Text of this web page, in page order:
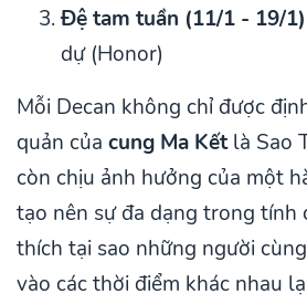
Đệ tam tuần (11/1 - 19/1)
dự (Honor)
Mỗi Decan không chỉ được
quản của cung Ma Kếtlà Sao
còn chịu ảnh hưởng của một
tạo nên sự đa dạng trong tính
thích tại sao những người
vào các thời điểm khác nhau